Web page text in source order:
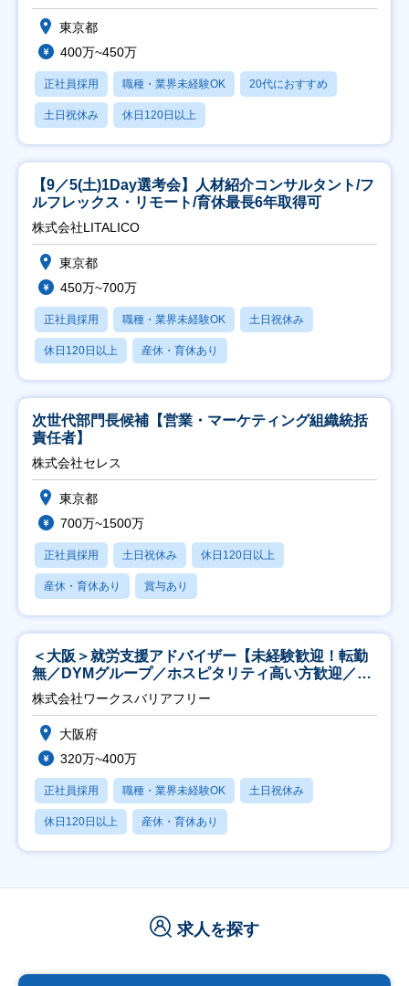
東京都
400万~450万
正社員採用 職種・業界未経験OK 20代におすすめ
土日祝休み 休日120日以上
【9／5(土)1Day選考会】人材紹介コンサルタント/フ
ルフレックス・リモート/育休最長6年取得可
株式会社LITALICO
東京都
450万~700万
正社員採用 職種・業界未経験OK 土日祝休み
休日120日以上 産休・育休あり
次世代部門長候補【営業・マーケティング組織統括
責任者】
株式会社セレス
東京都
700万~1500万
正社員採用 土日祝休み 休日120日以上
産休・育休あり 賞与あり
＜大阪＞就労支援アドバイザー【未経験歓迎！転勤
無／DYMグループ／ホスピタリティ高い方歓迎／土
日祝】
株式会社ワークスバリアフリー
大阪府
320万~400万
正社員採用 職種・業界未経験OK 土日祝休み
休日120日以上 産休・育休あり
求人を探す